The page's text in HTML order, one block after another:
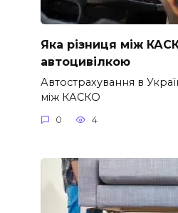
Яка різниця між
автоцивілкою
Автострахування в
між КАСКО
0 4